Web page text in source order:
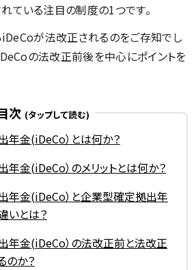
ている注目の制度の1つです。
iDeCoが法改正されるのをご存知でし
の法改正前後を中心にポイントを
次
年金(iDeCo）とは何か？
金(iDeCo）のメリットとは何か？
年金(iDeCo）と企業型確定拠出年
いとは？
年金(iDeCo）の法改正前と法改正
のか？